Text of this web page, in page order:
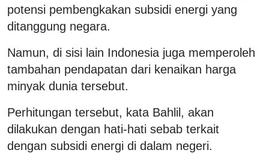
potensi pembengkakan subsidi energi yang
ditanggung negara.
Namun, di sisi lain Indonesia juga memperoleh
tambahan pendapatan dari kenaikan harga
minyak dunia tersebut.
Perhitungan tersebut, kata Bahlil, akan
dilakukan dengan hati-hati sebab terkait
dengan subsidi energi di dalam negeri.